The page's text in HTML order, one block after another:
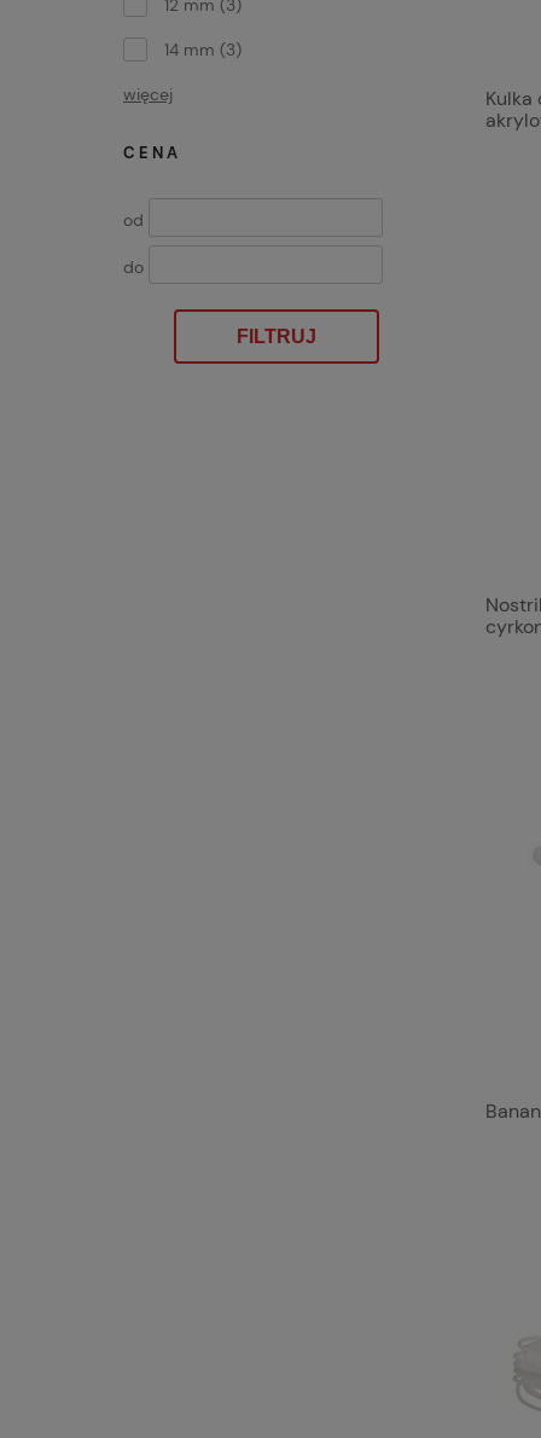
12 mm (3)
14 mm (3)
więcej
CENA
od
do
FILTRUJ
Kulka